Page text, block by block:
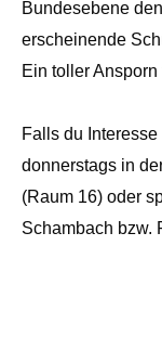
Bundesebene
erscheinende
Ein toller
Falls du
donnerstags in
(Raum 16) oder
Schambach bzw.